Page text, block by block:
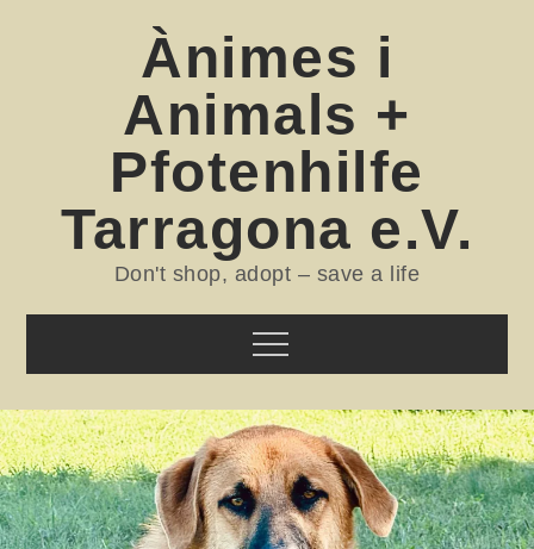
Ànimes i
Animals +
Pfotenhilfe
Tarragona e.V.
Don't shop, adopt – save a life
Menu